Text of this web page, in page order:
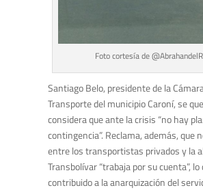
Foto cortesía de
Santiago Belo, presidente de la
Transporte del municipio Caroní, se
considera que ante la crisis “no hay
contingencia”. Reclama, además, que
entre los transportistas privados y la
Transbolívar “trabaja por su cuenta”, lo
contribuido a la anarquización del